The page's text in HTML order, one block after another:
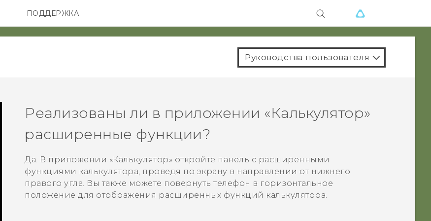
АКСЕССУАРЫ
ПОДДЕРЖКА
Руководства пользователя
Реализованы ли в приложении «Калькулятор»
расширенные функции?
Да. В приложении «Калькулятор» откройте панель с расширенными
функциями калькулятора, проведя по экрану в направлении от нижнего
правого угла. Вы также можете повернуть телефон в горизонтальное
положение для отображения расширенных функций калькулятора.